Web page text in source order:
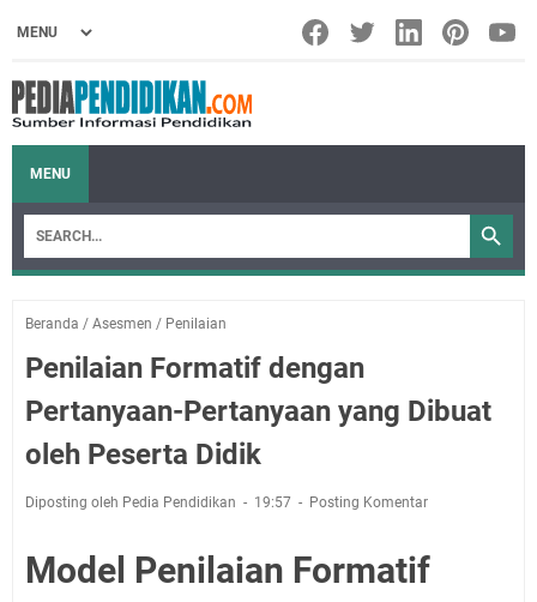
MENU
Beranda / Asesmen / Penilaian
Penilaian Formatif dengan
Pertanyaan-Pertanyaan yang Dibuat
oleh Peserta Didik
Diposting oleh Pedia Pendidikan 19:57 Posting Komentar
Model Penilaian Formatif